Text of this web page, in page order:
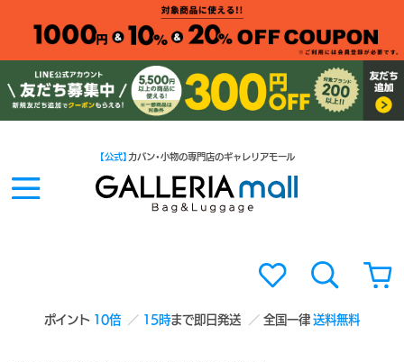
ポイント 10倍 15時まで即日発送 全国一律送料無料
【公式】 カバン・小物の専門店のギャレリアモール